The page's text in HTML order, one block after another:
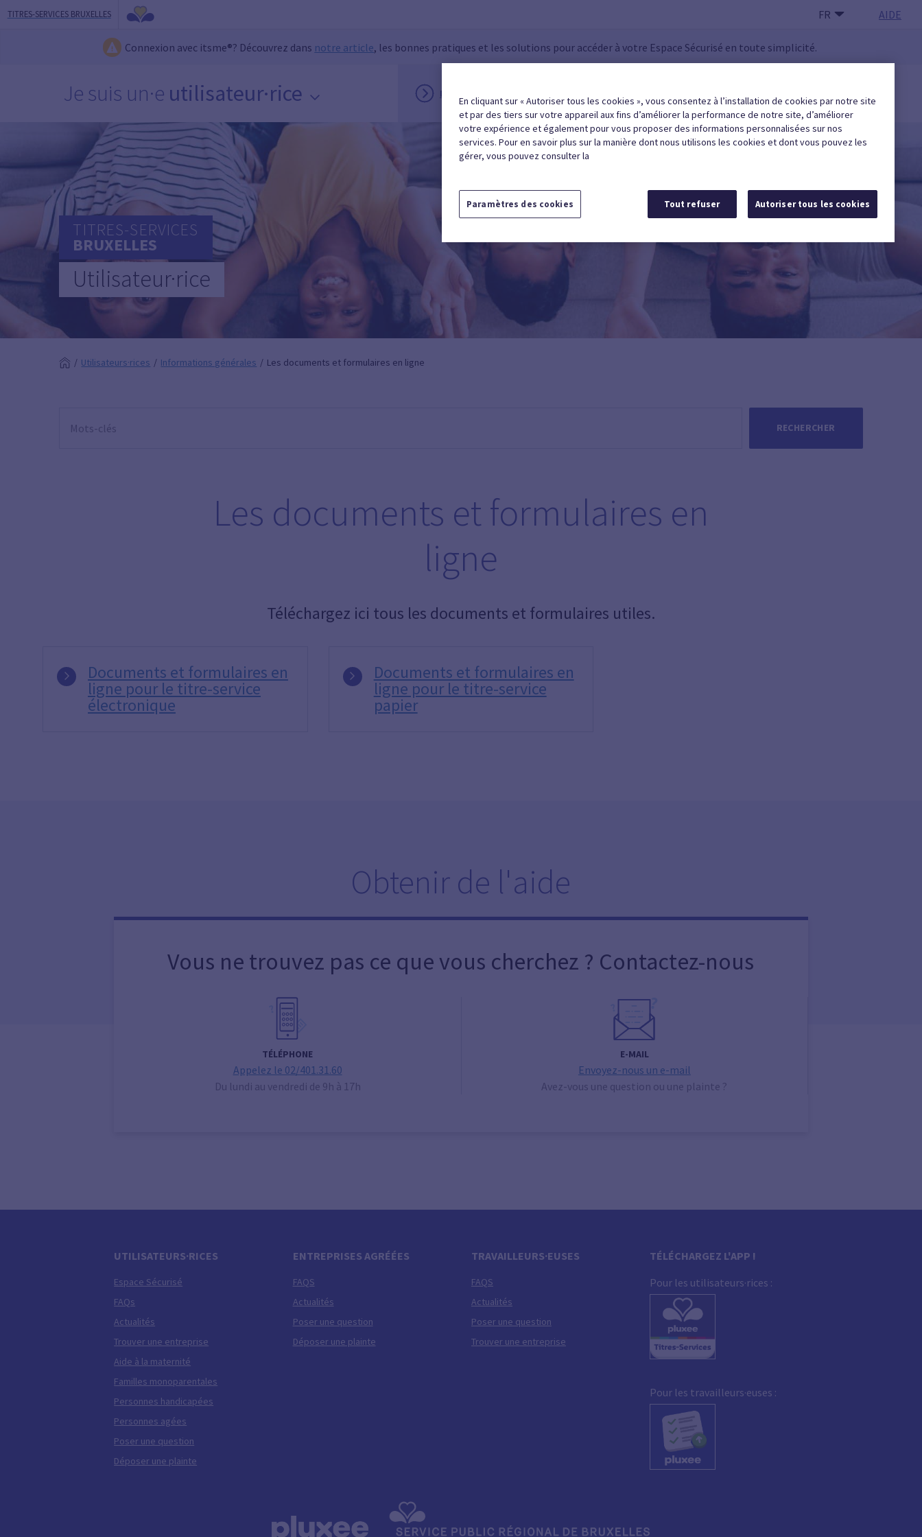
TITRES-SERVICES BRUXELLES FR AIDE
Connexion avec itsme®? Découvrez dans notre article, les bonnes pratiques et les solutions pour accéder à votre Espace Sécurisé en toute simplicité.
Je suis un·e utilisateur·rice INSCRIPTION
Trouver une entreprise agréée
TITRES-SERVICES
BRUXELLES
Utilisateur·rice
Utilisateurs·rices Informations générales Les documents et formulaires en ligne
RECHERCHER
Les documents et formulaires en
ligne
Téléchargez ici tous les documents et formulaires utiles.
Documents et formulaires en
ligne pour le titre-service
électronique
Documents et formulaires en
ligne pour le titre-service
papier
Obtenir de l'aide
Vous ne trouvez pas ce que vous cherchez ? Contactez-nous
TÉLÉPHONE
Appelez le 02/401.31.60
Du lundi au vendredi de 9h à 17h
E-MAIL
Envoyez-nous un e-mail
Avez-vous une question ou une plainte ?
UTILISATEURS·RICES
Espace Sécurisé
FAQs
Actualités
Trouver une entreprise
Aide à la maternité
Familles monoparentales
Personnes handicapées
Personnes agées
Poser une question
Déposer une plainte
ENTREPRISES AGRÉÉES
FAQS
Actualités
Poser une question
Déposer une plainte
TRAVAILLEURS·EUSES
FAQS
Actualités
Poser une question
Trouver une entreprise
TÉLÉCHARGEZ L'APP !
Pour les utilisateurs·rices :
Pour les travailleurs·euses :
En cliquant sur « Autoriser tous les cookies », vous consentez à l’installation de cookies par notre site
et par des tiers sur votre appareil aux fins d’améliorer la performance de notre site, d’améliorer
votre expérience et également pour vous proposer des informations personnalisées sur nos
services. Pour en savoir plus sur la manière dont nous utilisons les cookies et dont vous pouvez les
gérer, vous pouvez consulter la
Paramètres des cookies Tout refuser Autoriser tous les cookies